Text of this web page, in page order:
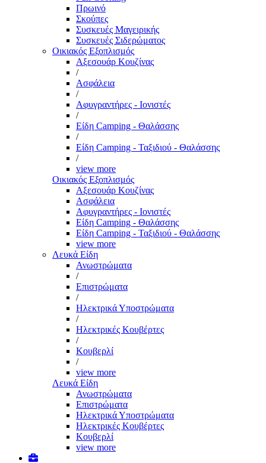
Πρωινό
Σκούπες
Συσκευές Μαγειρικής
Συσκευές Σιδερώματος
Οικιακός Εξοπλισμός
Αξεσουάρ Κουζίνας
/
Ασφάλεια
/
Αφυγραντήρες - Ιονιστές
/
Είδη Camping - Θαλάσσης
/
Είδη Camping - Ταξιδιού - Θαλάσσης
/
view more
Οικιακός Εξοπλισμός
Αξεσουάρ Κουζίνας
Ασφάλεια
Αφυγραντήρες - Ιονιστές
Είδη Camping - Θαλάσσης
Είδη Camping - Ταξιδιού - Θαλάσσης
view more
Λευκά Είδη
Ανωστρώματα
/
Επιστρώματα
/
Ηλεκτρικά Υποστρώματα
/
Ηλεκτρικές Κουβέρτες
/
Κουβερλί
/
view more
Λευκά Είδη
Ανωστρώματα
Επιστρώματα
Ηλεκτρικά Υποστρώματα
Ηλεκτρικές Κουβέρτες
Κουβερλί
view more